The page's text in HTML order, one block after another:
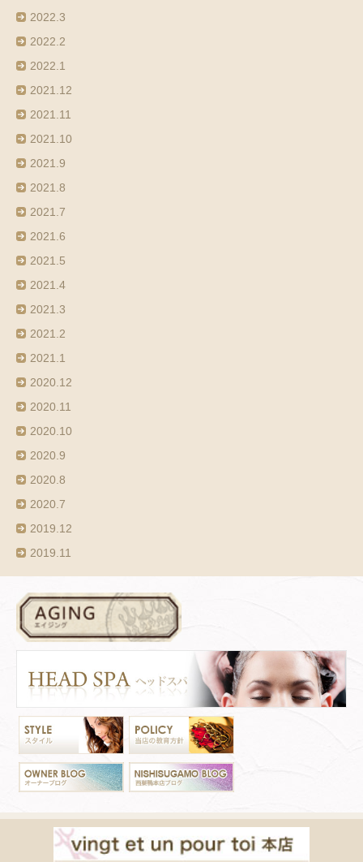
2022.3
2022.2
2022.1
2021.12
2021.11
2021.10
2021.9
2021.8
2021.7
2021.6
2021.5
2021.4
2021.3
2021.2
2021.1
2020.12
2020.11
2020.10
2020.9
2020.8
2020.7
2019.12
2019.11